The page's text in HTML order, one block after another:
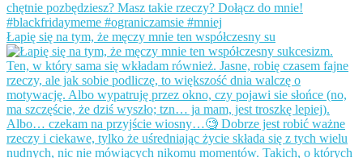
Łapię się na tym, że męczy mnie ten współczesny su